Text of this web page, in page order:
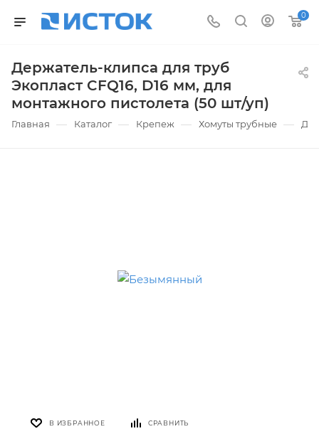
0
Держатель-клипса для труб
Экопласт CFQ16, D16 мм, для
монтажного пистолета (50 шт/уп)
Главная — Каталог — Крепеж — Хомуты трубные —
В ИЗБРАННОЕ СРАВНИТЬ